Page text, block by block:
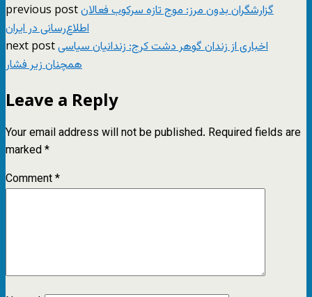
previous postگزارشگران بدون مرز: موج تازه سرکوب فعالان
اطلاع‌رسانی در ایران
next postاخباری از زندان گوهر دشت کرج: زندانیان سیاسی
همچنان زیر فشار
Leave a Reply
Your email address will not be published. Required fields are
marked*
Comment*